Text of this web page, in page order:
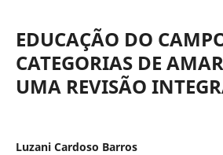
EDUCAÇÃO DO
CATEGORIAS DE
UMA REVISÃO
Luzani Cardoso Barros